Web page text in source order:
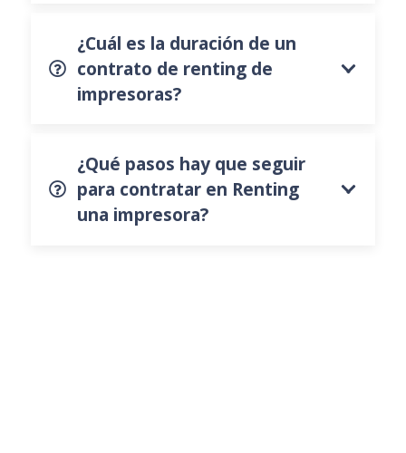
¿Cuál es la duración de un
contrato de renting de
impresoras?
¿Qué pasos hay que seguir
para contratar en Renting
una impresora?